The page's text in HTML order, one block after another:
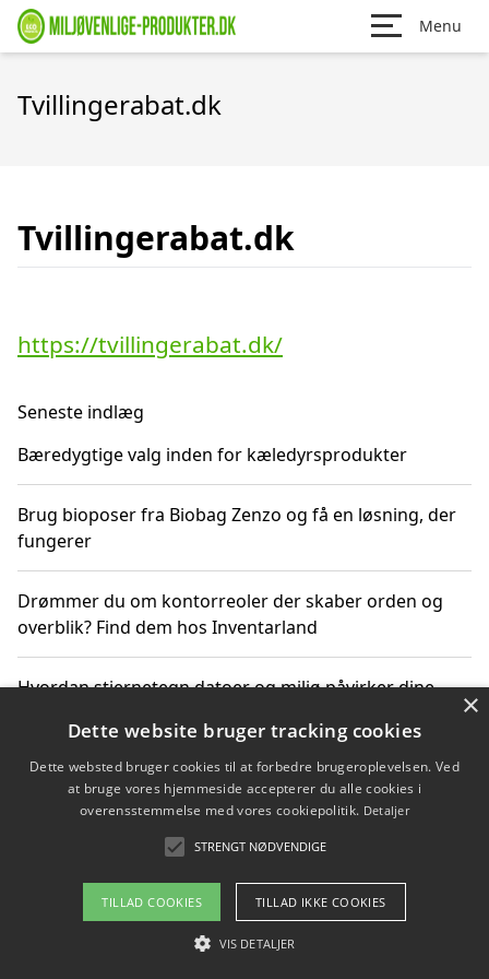
Menu
Tvillingerabat.dk
Tvillingerabat.dk
https://tvillingerabat.dk/
Seneste indlæg
Bæredygtige valg inden for kæledyrsprodukter
Brug bioposer fra Biobag Zenzo og få en løsning, der
fungerer
Drømmer du om kontorreoler der skaber orden og
overblik? Find dem hos Inventarland
Hvordan stjernetegn datoer og miljø påvirker dine
Bæredygtige gadgets til en grønnere hverdag
Om / kontakt
Blog Betingelser
×
Dette website bruger tracking cookies
Dette websted bruger cookies til at forbedre brugeroplevelsen. Ved
at bruge vores hjemmeside accepterer du alle cookies i
overensstemmelse med vores cookiepolitik. Detaljer
STRENGT NØDVENDIGE
TILLAD COOKIES TILLAD IKKE COOKIES
VIS DETALJER